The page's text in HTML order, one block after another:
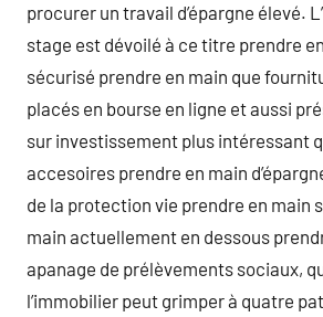
procurer un travail d’épargne élevé.
stage est dévoilé à ce titre prendre
sécurisé prendre en main que
placés en bourse en ligne et aussi
sur investissement plus intéressant
accesoires prendre en main
de la protection vie prendre en main
main actuellement en dessous
apanage de prélèvements sociaux,
l’immobilier peut grimper à quatre